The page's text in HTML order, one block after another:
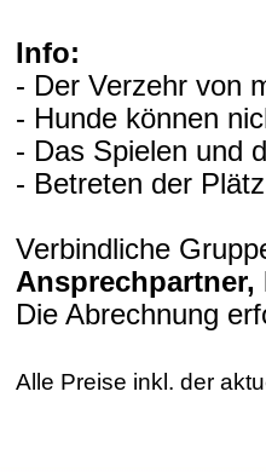
Info:
- Der Verzehr von
- Hunde können
- Das Spielen und
- Betreten der
Verbindliche
Die Abrechnung
Alle Preise inkl. der